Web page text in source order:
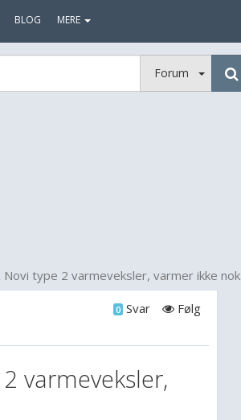
BLOG MERE
Forum
Novi type 2 varmeveksler, varmer ikke nok
Følg
0 Svar
varmeveksler,